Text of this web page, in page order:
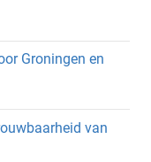
Groningen en
van